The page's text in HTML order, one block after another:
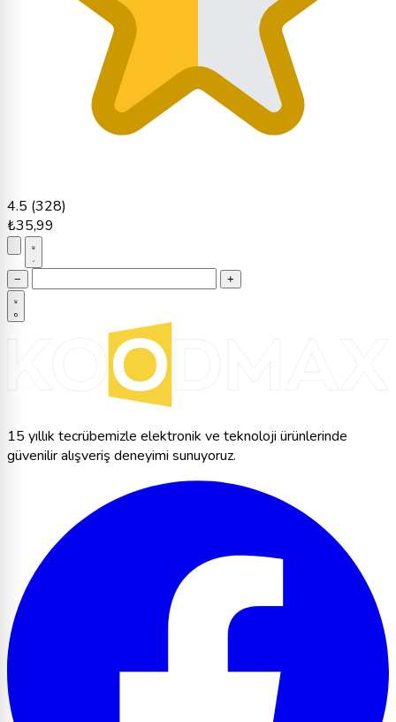
4.5 (328)
₺35,99
− +
15 yıllık tecrübemizle elektronik ve teknoloji ürünlerinde
güvenilir alışveriş deneyimi sunuyoruz.